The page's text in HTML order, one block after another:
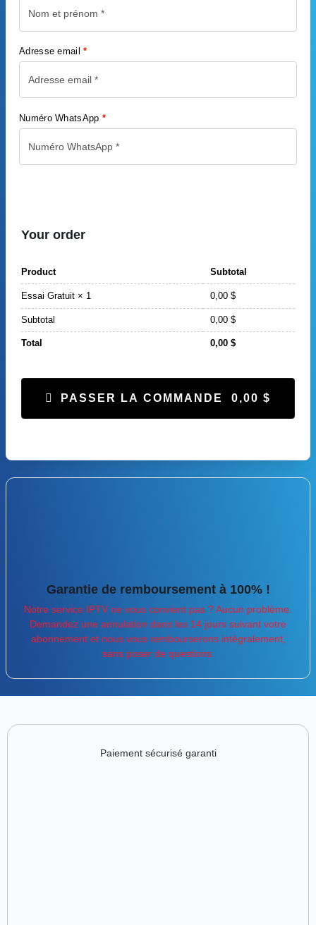
Adresse email*
Numéro WhatsApp *
Your order
Product Subtotal
Essai Gratuit × 1 0,00 $
Subtotal 0,00 $
Total 0,00 $
PASSER LA COMMANDE 0,00 $
Garantie de remboursement à 100% !
Notre service IPTV ne vous convient pas ? Aucun problème.
Demandez une annulation dans les 14 jours suivant votre
abonnement et nous vous rembourserons intégralement,
sans poser de questions.
Paiement sécurisé garanti